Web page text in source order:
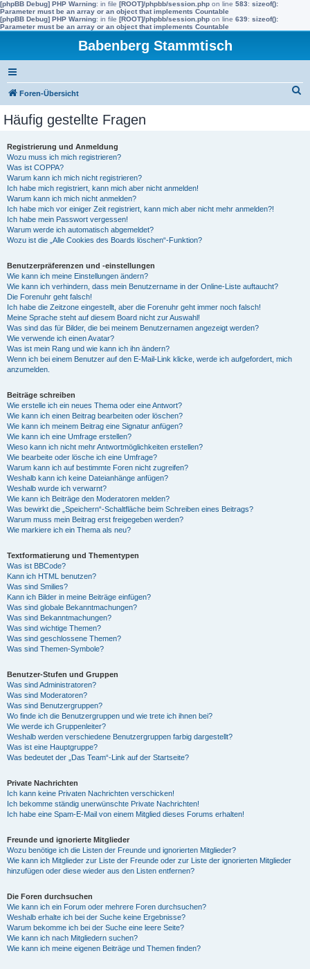
[phpBB Debug] PHP Warning: in file [ROOT]/phpbb/session.php on line 583: sizeof():
Parameter must be an array or an object that implements Countable
[phpBB Debug] PHP Warning: in file [ROOT]/phpbb/session.php on line 639: sizeof():
Parameter must be an array or an object that implements Countable
Babenberg Stammtisch
Foren-Übersicht
Häufig gestellte Fragen
Registrierung und Anmeldung
Wozu muss ich mich registrieren?
Was ist COPPA?
Warum kann ich mich nicht registrieren?
Ich habe mich registriert, kann mich aber nicht anmelden!
Warum kann ich mich nicht anmelden?
Ich habe mich vor einiger Zeit registriert, kann mich aber nicht mehr anmelden?!
Ich habe mein Passwort vergessen!
Warum werde ich automatisch abgemeldet?
Wozu ist die „Alle Cookies des Boards löschen“-Funktion?
Benutzerpräferenzen und -einstellungen
Wie kann ich meine Einstellungen ändern?
Wie kann ich verhindern, dass mein Benutzername in der Online-Liste auftaucht?
Die Forenuhr geht falsch!
Ich habe die Zeitzone eingestellt, aber die Forenuhr geht immer noch falsch!
Meine Sprache steht auf diesem Board nicht zur Auswahl!
Was sind das für Bilder, die bei meinem Benutzernamen angezeigt werden?
Wie verwende ich einen Avatar?
Was ist mein Rang und wie kann ich ihn ändern?
Wenn ich bei einem Benutzer auf den E-Mail-Link klicke, werde ich aufgefordert, mich
anzumelden.
Beiträge schreiben
Wie erstelle ich ein neues Thema oder eine Antwort?
Wie kann ich einen Beitrag bearbeiten oder löschen?
Wie kann ich meinem Beitrag eine Signatur anfügen?
Wie kann ich eine Umfrage erstellen?
Wieso kann ich nicht mehr Antwortmöglichkeiten erstellen?
Wie bearbeite oder lösche ich eine Umfrage?
Warum kann ich auf bestimmte Foren nicht zugreifen?
Weshalb kann ich keine Dateianhänge anfügen?
Weshalb wurde ich verwarnt?
Wie kann ich Beiträge den Moderatoren melden?
Was bewirkt die „Speichern“-Schaltfläche beim Schreiben eines Beitrags?
Warum muss mein Beitrag erst freigegeben werden?
Wie markiere ich ein Thema als neu?
Textformatierung und Thementypen
Was ist BBCode?
Kann ich HTML benutzen?
Was sind Smilies?
Kann ich Bilder in meine Beiträge einfügen?
Was sind globale Bekanntmachungen?
Was sind Bekanntmachungen?
Was sind wichtige Themen?
Was sind geschlossene Themen?
Was sind Themen-Symbole?
Benutzer-Stufen und Gruppen
Was sind Administratoren?
Was sind Moderatoren?
Was sind Benutzergruppen?
Wo finde ich die Benutzergruppen und wie trete ich ihnen bei?
Wie werde ich Gruppenleiter?
Weshalb werden verschiedene Benutzergruppen farbig dargestellt?
Was ist eine Hauptgruppe?
Was bedeutet der „Das Team“-Link auf der Startseite?
Private Nachrichten
Ich kann keine Privaten Nachrichten verschicken!
Ich bekomme ständig unerwünschte Private Nachrichten!
Ich habe eine Spam-E-Mail von einem Mitglied dieses Forums erhalten!
Freunde und ignorierte Mitglieder
Wozu benötige ich die Listen der Freunde und ignorierten Mitglieder?
Wie kann ich Mitglieder zur Liste der Freunde oder zur Liste der ignorierten Mitglieder
hinzufügen oder diese wieder aus den Listen entfernen?
Die Foren durchsuchen
Wie kann ich ein Forum oder mehrere Foren durchsuchen?
Weshalb erhalte ich bei der Suche keine Ergebnisse?
Warum bekomme ich bei der Suche eine leere Seite?
Wie kann ich nach Mitgliedern suchen?
Wie kann ich meine eigenen Beiträge und Themen finden?